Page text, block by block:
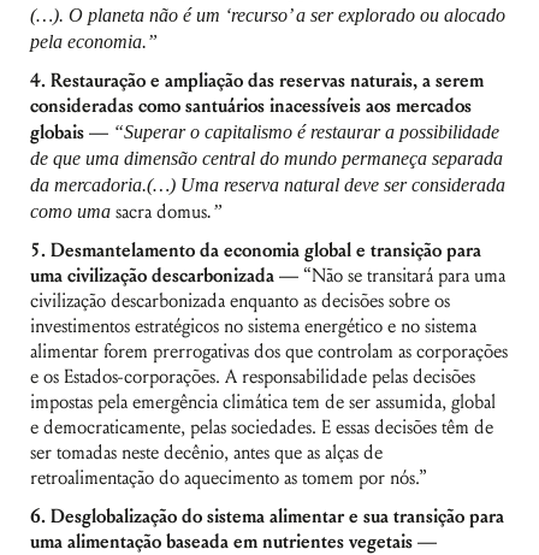
(…). O planeta não é um ‘recurso’ a ser explorado ou alocado
pela economia.”
4. Restauração e ampliação das reservas naturais, a serem
consideradas como santuários inacessíveis aos mercados
globais — “Superar o capitalismo é restaurar a possibilidade
de que uma dimensão central do mundo permaneça separada
da mercadoria.(…) Uma reserva natural deve ser considerada
como umasacra domus.”
5. Desmantelamento da economia global e transição para
uma civilização descarbonizada —“Não se transitará para uma
civilização descarbonizada enquanto as decisões sobre os
investimentos estratégicos no sistema energético e no sistema
alimentar forem prerrogativas dos que controlam as corporações
e os Estados-corporações. A responsabilidade pelas decisões
impostas pela emergência climática tem de ser assumida, global
e democraticamente, pelas sociedades. E essas decisões têm de
ser tomadas neste decênio, antes que as alças de
retroalimentação do aquecimento as tomem por nós.”
6. Desglobalização do sistema alimentar e sua transição para
uma alimentação baseada em nutrientes vegetais —
Lembrar-me